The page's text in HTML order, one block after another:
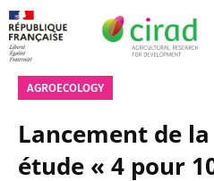
AGROECOLOGY
Lancement de
étude « 4 pour